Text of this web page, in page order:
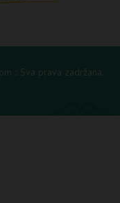
:: Sva prava zadržana.